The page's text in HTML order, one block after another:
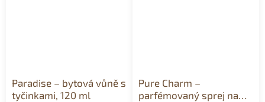
Paradise – bytová vůně s
tyčinkami, 120 ml
Pure Charm –
parfémovaný sprej na